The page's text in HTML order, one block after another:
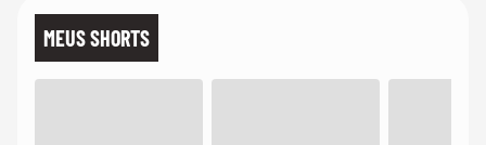
MEUS SHORTS